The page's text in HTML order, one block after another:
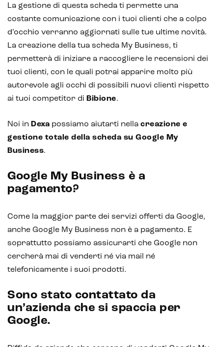
La gestione di questa scheda ti permette una
costante comunicazione con i tuoi clienti che a colpo
d’occhio verranno aggiornati sulle tue ultime novità.
La creazione della tua scheda My Business, ti
permetterà di iniziare a raccogliere le recensioni dei
tuoi clienti, con le quali potrai apparire molto più
autorevole agli occhi di possibili nuovi clienti rispetto
ai tuoi competitor di Bibione.
Noi in Dexa possiamo aiutarti nella creazione e
gestione totale della scheda su Google My
Business.
Google My Business è a
pagamento?
Come la maggior parte dei servizi offerti da Google,
anche Google My Business non è a pagamento. E
soprattutto possiamo assicurarti che Google non
cercherà mai di venderti né via mail né
telefonicamente i suoi prodotti.
Sono stato contattato da
un’azienda che si spaccia per
Google.